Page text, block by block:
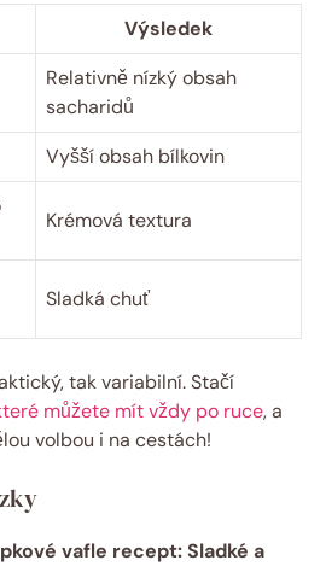
Výsledek
Relativně nízký obsah
sacharidů
Vyšší obsah bílkovin
Krémová textura
Sladká chuť
tak variabilní. Stačí
můžete mít vždy po ruce, a
volbou i na cestách!
vafle recept: Sladké a